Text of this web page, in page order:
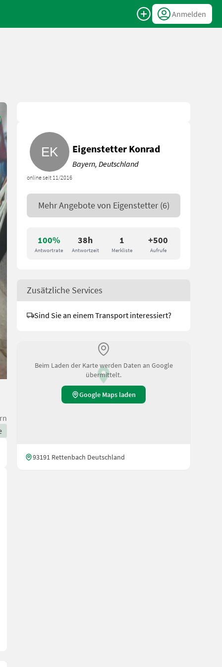
Anmelden
100%
Antwortrate
38h
Antwortzeit
1
Merkliste
+500
Aufrufe
online seit 11/2016
Eigenstetter Konrad
Bayern, Deutschland
Mehr Angebote von Eigenstetter (6)
Zusätzliche Services
Sind Sie an einem Transport interessiert?
Beim Laden der Karte werden Daten an Google
übermittelt.
Google Maps laden
93191 Rettenbach Deutschland